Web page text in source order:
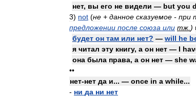
нет, вы его не видели — but you
3) not (не + данное сказуемое - при
предложении после союза или тж )
будет он там или нет? — will he
я читал эту книгу, а он нет — I
она была права, а он нет — she
••
нет-нет да и... — once in a while...
- ни да ни нет